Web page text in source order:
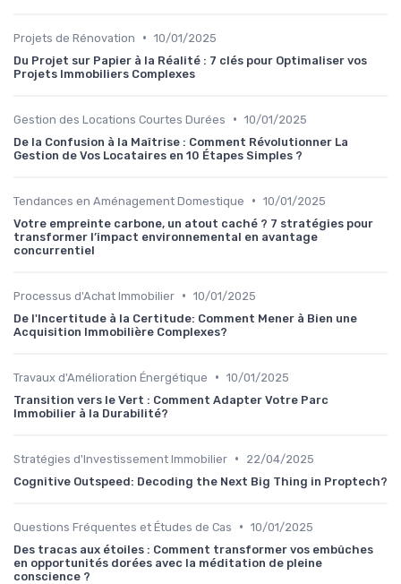
Projets de Rénovation • 10/01/2025
Du Projet sur Papier à la Réalité : 7 clés pour Optimaliser vos
Projets Immobiliers Complexes
Gestion des Locations Courtes Durées • 10/01/2025
De la Confusion à la Maîtrise : Comment Révolutionner La
Gestion de Vos Locataires en 10 Étapes Simples ?
Tendances en Aménagement Domestique • 10/01/2025
Votre empreinte carbone, un atout caché ? 7 stratégies pour
transformer l’impact environnemental en avantage
concurrentiel
Processus d'Achat Immobilier • 10/01/2025
De l'Incertitude à la Certitude: Comment Mener à Bien une
Acquisition Immobilière Complexes?
Travaux d'Amélioration Énergétique • 10/01/2025
Transition vers le Vert : Comment Adapter Votre Parc
Immobilier à la Durabilité?
Stratégies d'Investissement Immobilier •
22/04/2025
Cognitive Outspeed: Decoding the Next Big Thing in Proptech?
Questions Fréquentes et Études de Cas • 10/01/2025
Des tracas aux étoiles : Comment transformer vos embûches
en opportunités dorées avec la méditation de pleine
conscience ?